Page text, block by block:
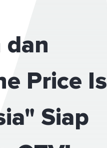
dan
Price Is
Siap